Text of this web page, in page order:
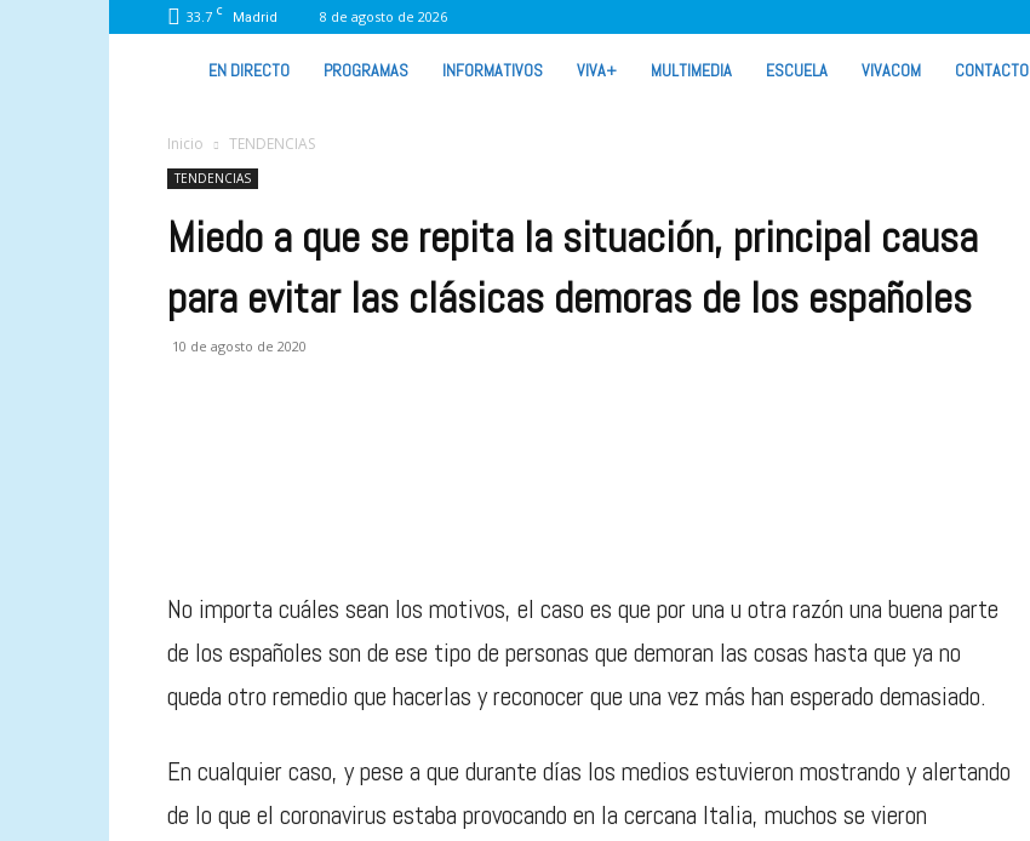
33.7 C Madrid 8 de agosto de 2026
VIVA
RADIO
EN DIRECTO PROGRAMAS INFORMATIVOS VIVA+ MULTIMEDIA ESCUELA VIVACOM CONTACTO
Inicio TENDENCIAS
TENDENCIAS
Miedo a que se repita la situación, principal causa
para evitar las clásicas demoras de los españoles
10 de agosto de 2020
No importa cuáles sean los motivos, el caso es que por una u otra razón una buena parte
de los españoles son de ese tipo de personas que demoran las cosas hasta que ya no
queda otro remedio que hacerlas y reconocer que una vez más han esperado demasiado.
En cualquier caso, y pese a que durante días los medios estuvieron mostrando y alertando
de lo que el coronavirus estaba provocando en la cercana Italia, muchos se vieron